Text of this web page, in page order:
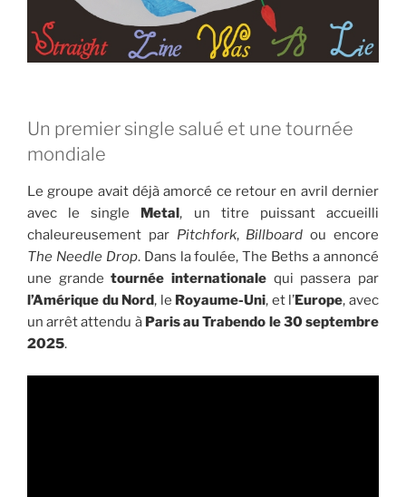
Un premier single salué et une tournée
mondiale
Le groupe avait déjà amorcé ce retour en avril dernier
avec le single
Metal, un titre puissant accueilli
chaleureusement par Pitchfork, Billboard ou encore
The Needle Drop. Dans la foulée, The Beths a annoncé
une grandetournée internationale qui passera par
l’Amérique du Nord, le Royaume-Uni, et l’ Europe, avec
un arrêt attendu à Paris au Trabendo le 30 septembre
2025.